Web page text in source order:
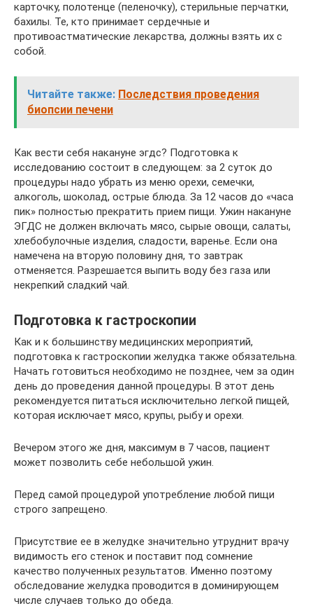
карточку, полотенце (пеленочку), стерильные перчатки,
бахилы. Те, кто принимает сердечные и
противоастматические лекарства, должны взять их с
собой.
Читайте также: Последствия проведения
биопсии печени
Как вести себя накануне эгдс? Подготовка к
исследованию состоит в следующем: за 2 суток до
процедуры надо убрать из меню орехи, семечки,
алкоголь, шоколад, острые блюда. За 12 часов до «часа
пик» полностью прекратить прием пищи. Ужин накануне
ЭГДС не должен включать мясо, сырые овощи, салаты,
хлебобулочные изделия, сладости, варенье. Если она
намечена на вторую половину дня, то завтрак
отменяется. Разрешается выпить воду без газа или
некрепкий сладкий чай.
Подготовка к гастроскопии
Как и к большинству медицинских мероприятий,
подготовка к гастроскопии желудка также обязательна.
Начать готовиться необходимо не позднее, чем за один
день до проведения данной процедуры. В этот день
рекомендуется питаться исключительно легкой пищей,
которая исключает мясо, крупы, рыбу и орехи.
Вечером этого же дня, максимум в 7 часов, пациент
может позволить себе небольшой ужин.
Перед самой процедурой употребление любой пищи
строго запрещено.
Присутствие ее в желудке значительно утруднит врачу
видимость его стенок и поставит под сомнение
качество полученных результатов. Именно поэтому
обследование желудка проводится в доминирующем
числе случаев только до обеда.